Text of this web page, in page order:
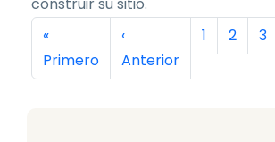
Paginación
Primera página
«
Primero
Página anterior
‹
Anterior
Página
1 Página
2 3